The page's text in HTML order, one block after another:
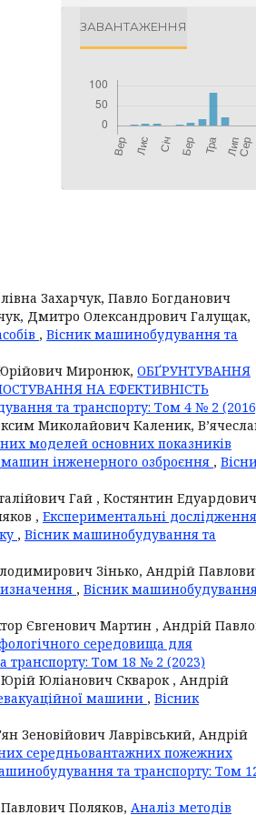
ЗАВАНТАЖЕННЯ
Захарчук, Павло Богданович
Дмитро Олександрович Галущак,
, Вісник машинобудування та
Миронюк, ОБҐРУНТУВАННЯ
НА ЕФЕКТИВНІСТЬ
та транспорту: Том 4 № 2
Миколайович Каленик,
моделей основних показників
машин інженерного озброєння ,
Гай , Костянтин Едуардович
, Експериментальні дослідження
, Вісник машинобудування та
Зінько, Андрій
, Вісник
Євгенович Мартин , Андрій
середовища для
Том 18 № 2 (2023)
Юліанович Скварок , Андрій
машини , Вісник
Зеновійович Лаврівський, Андрій
середньовантажних пожежних
та транспорту: Том
Поляков, Аналіз методів